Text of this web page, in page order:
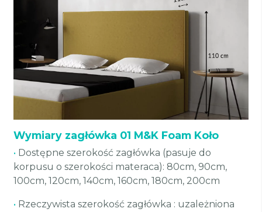
Wymiary zagłówka 01 M&K Foam Koło
• Dostępne szerokość zagłówka (pasuje do
korpusu o szerokości materaca): 80cm, 90cm,
100cm, 120cm, 140cm, 160cm, 180cm, 200cm
• Rzeczywista szerokość zagłówka : uzależniona